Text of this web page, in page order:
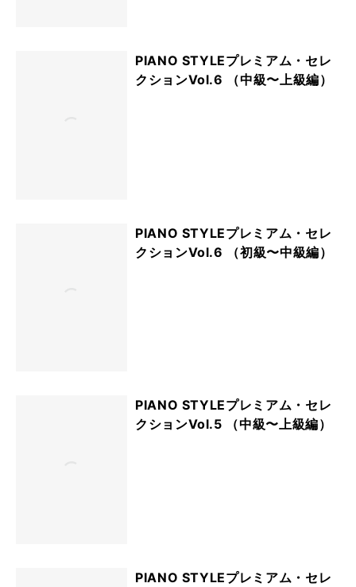
PIANO STYLEプレミアム・セレ
クションVol.6 （中級〜上級編）
PIANO STYLEプレミアム・セレ
クションVol.6 （初級〜中級編）
PIANO STYLEプレミアム・セレ
クションVol.5 （中級〜上級編）
PIANO STYLEプレミアム・セレ